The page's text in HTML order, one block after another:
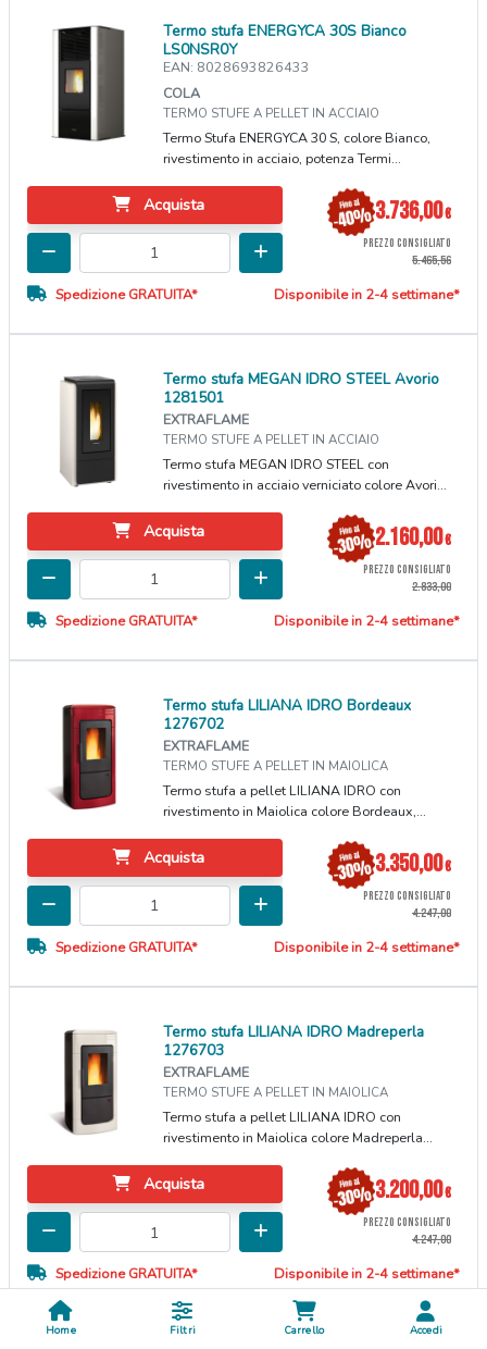
Termo stufa ENERGYCA 30S Bianco
LS0NSR0Y
EAN: 8028693826433
COLA
TERMO STUFE A PELLET IN ACCIAIO
Termo Stufa ENERGYCA 30 S, colore Bianco,
rivestimento in acciaio, potenza Termi...
Acquista 3.736,00€
PREZZO CONSIGLIATO
5.465,56
Spedizione GRATUITA* Disponibile in 2-4 settimane*
Termo stufa MEGAN IDRO STEEL Avorio
1281501
EXTRAFLAME
TERMO STUFE A PELLET IN ACCIAIO
Termo stufa MEGAN IDRO STEEL con
rivestimento in acciaio verniciato colore Avori...
Acquista 2.160,00€
PREZZO CONSIGLIATO
2.833,00
Spedizione GRATUITA* Disponibile in 2-4 settimane*
Termo stufa LILIANA IDRO Bordeaux
1276702
EXTRAFLAME
TERMO STUFE A PELLET IN MAIOLICA
Termo stufa a pellet LILIANA IDRO con
rivestimento in Maiolica colore Bordeaux,...
Acquista 3.350,00€
PREZZO CONSIGLIATO
4.247,00
Spedizione GRATUITA* Disponibile in 2-4 settimane*
Termo stufa LILIANA IDRO Madreperla
1276703
EXTRAFLAME
TERMO STUFE A PELLET IN MAIOLICA
Termo stufa a pellet LILIANA IDRO con
rivestimento in Maiolica colore Madreperla...
Acquista 3.200,00€
PREZZO CONSIGLIATO
4.247,00
Spedizione GRATUITA* Disponibile in 2-4 settimane*
Home Filtri Carrello Accedi